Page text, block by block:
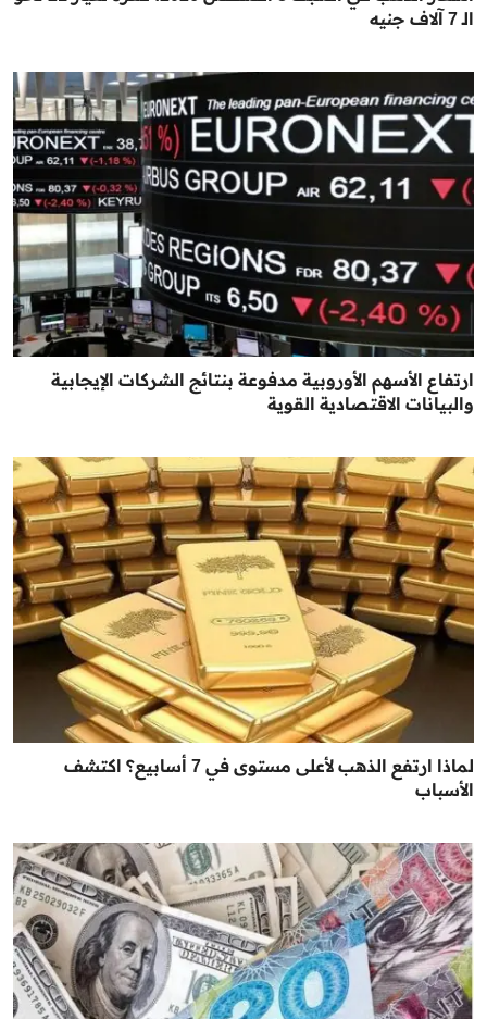
الـ 7 آلاف جنيه
ارتفاع الأسهم الأوروبية مدفوعة بنتائج الشركات الإيجابية
والبيانات الاقتصادية القوية
لماذا ارتفع الذهب لأعلى مستوى في 7 أسابيع؟ اكتشف
الأسباب